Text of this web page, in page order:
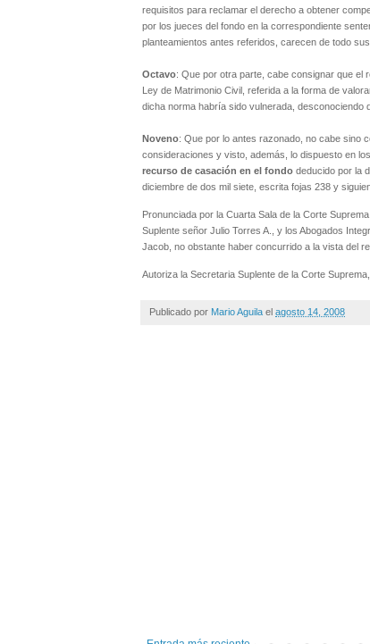
requisitos para reclamar el derecho a obtener
por los jueces del fondo en la correspondiente
planteamientos antes referidos, carecen de todo
Octavo: Que por otra parte, cabe consignar que el
Ley de Matrimonio Civil, referida a la forma de
dicha norma habría sido vulnerada, desconociendo
Noveno: Que por lo antes razonado, no cabe sino
consideraciones y visto, además, lo dispuesto en
recurso de casación en el fondo deducido por la
diciembre de dos mil siete, escrita fojas 238 y
Pronunciada por la Cuarta Sala de la Corte
Suplente señor Julio Torres A., y los Abogados
Jacob, no obstante haber concurrido a la vista del
Autoriza la Secretaria Suplente de la Corte
Publicado por Mario Aguila el agosto 14, 2008